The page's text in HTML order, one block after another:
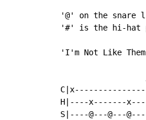
'@' on the snare
'#' is the hi-hat
'I'm Not Like
H|----x-------
S|----@---@---